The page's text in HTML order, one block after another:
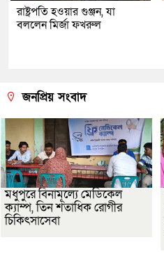
রাষ্ট্রপতি হওয়ার গুঞ্জন, যা
বললেন মির্জা ফখরুল
জনপ্রিয় সংবাদ
মধুপুরে বিনামূল্যে মেডিকেল
ক্যাম্প, তিন শতাধিক রোগীর
চিকিৎসাসেবা